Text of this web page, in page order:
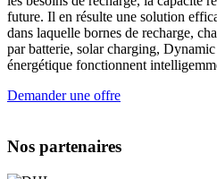
future. Il en résulte une solution
dans laquelle bornes de recharge,
par batterie, solar charging,
énergétique fonctionnent
Demander une offre
Nos partenaires